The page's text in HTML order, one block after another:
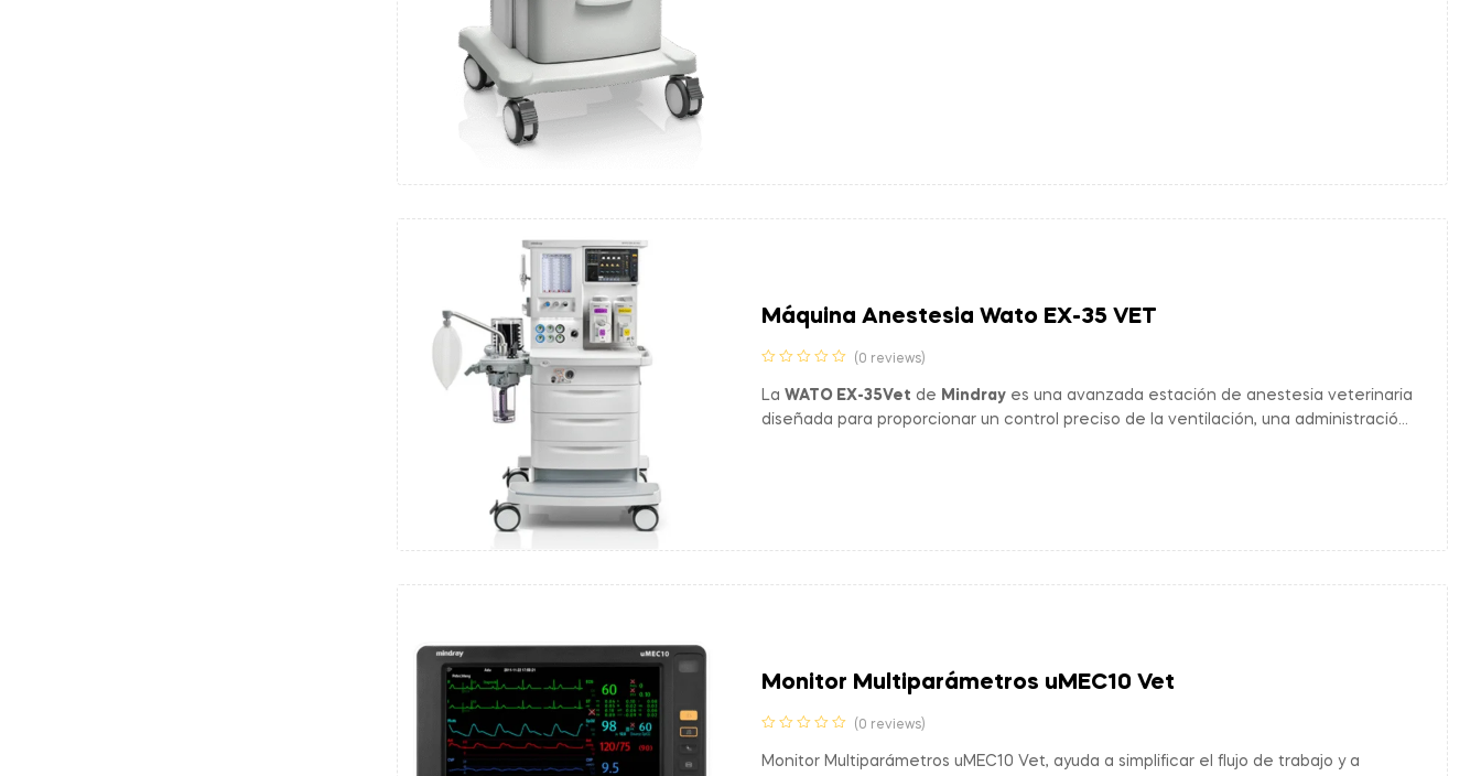
Máquina Anestesia Wato EX-35 VET
(0 reviews)
La WATO EX-35Vet de Mindray es una avanzada estación de anestesia veterinaria
diseñada para proporcionar un control preciso de la ventilación, una administración
Monitor Multiparámetros uMEC10 Vet
(0 reviews)
Monitor Multiparámetros uMEC10 Vet, ayuda a simplificar el flujo de trabajo y a